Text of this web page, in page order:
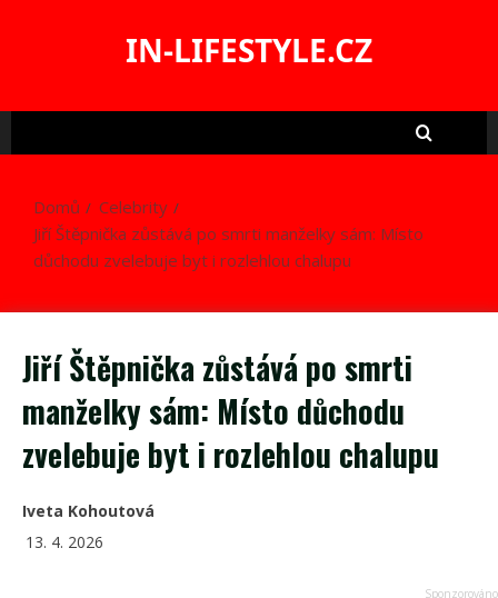
IN-LIFESTYLE.CZ
Domů
Celebrity
Jiří Štěpnička zůstává po smrti manželky sám: Místo
důchodu zvelebuje byt i rozlehlou chalupu
Jiří Štěpnička zůstává po smrti
manželky sám: Místo důchodu
zvelebuje byt i rozlehlou chalupu
Iveta Kohoutová
13. 4. 2026